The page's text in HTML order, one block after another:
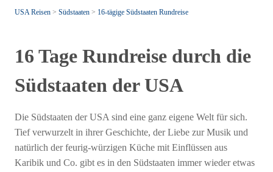
USA Reisen > Südstaaten > 16-tägige Südstaaten Rundreise
16 Tage Rundreise durch die
Südstaaten der USA
Die Südstaaten der USA sind eine ganz eigene Welt für sich.
Tief verwurzelt in ihrer Geschichte, der Liebe zur Musik und
natürlich der feurig-würzigen Küche mit Einflüssen aus
Karibik und Co. gibt es in den Südstaaten immer wieder etwas